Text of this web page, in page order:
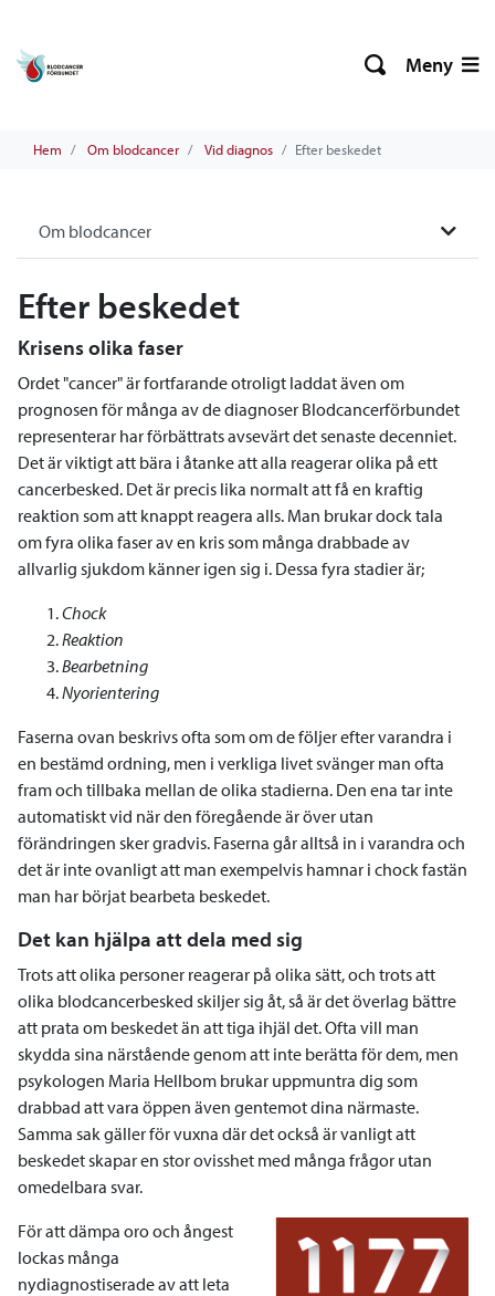
Meny
Hem Om blodcancer Vid diagnos Efter beskedet
Om blodcancer
Efter beskedet
Krisens olika faser
Ordet "cancer" är fortfarande otroligt laddat även om
prognosen för många av de diagnoser Blodcancerförbundet
representerar har förbättrats avsevärt det senaste decenniet.
Det är viktigt att bära i åtanke att alla reagerar olika på ett
cancerbesked. Det är precis lika normalt att få en kraftig
reaktion som att knappt reagera alls. Man brukar dock tala
om fyra olika faser av en kris som många drabbade av
allvarlig sjukdom känner igen sig i. Dessa fyra stadier är;
Chock
Reaktion
Bearbetning
Nyorientering
Faserna ovan beskrivs ofta som om de följer efter varandra i
en bestämd ordning, men i verkliga livet svänger man ofta
fram och tillbaka mellan de olika stadierna. Den ena tar inte
automatiskt vid när den föregående är över utan
förändringen sker gradvis. Faserna går alltså in i varandra och
det är inte ovanligt att man exempelvis hamnar i chock fastän
man har börjat bearbeta beskedet.
Det kan hjälpa att dela med sig
Trots att olika personer reagerar på olika sätt, och trots att
olika blodcancerbesked skiljer sig åt, så är det överlag bättre
att prata om beskedet än att tiga ihjäl det. Ofta vill man
skydda sina närstående genom att inte berätta för dem, men
psykologen Maria Hellbom brukar uppmuntra dig som
drabbad att vara öppen även gentemot dina närmaste.
Samma sak gäller för vuxna där det också är vanligt att
beskedet skapar en stor ovisshet med många frågor utan
omedelbara svar.
För att dämpa oro och ångest
lockas många
nydiagnostiserade av att leta